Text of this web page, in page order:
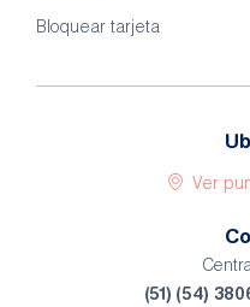
Bloquear tarjeta
Ver
(51) (54)